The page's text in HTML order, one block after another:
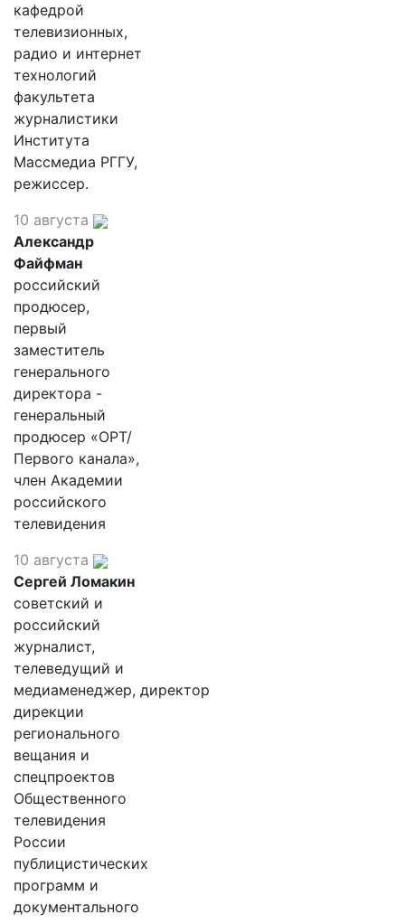
кафедрой
телевизионных,
радио и интернет
технологий
факультета
журналистики
Института
Массмедиа РГГУ,
режиссер.
10 августа
Александр
Файфман
российский
продюсер,
первый
заместитель
генерального
директора -
генеральный
продюсер «ОРТ/
Первого канала»,
член Академии
российского
телевидения
10 августа
Сергей Ломакин
советский и
российский
журналист,
телеведущий и
медиаменеджер, директор
дирекции
регионального
вещания и
спецпроектов
Общественного
телевидения
России
публицистических
программ и
документального